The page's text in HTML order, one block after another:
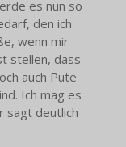
es nun so
den ich
wenn mir
stellen, dass
auch Pute
Ich mag es
sagt deutlich